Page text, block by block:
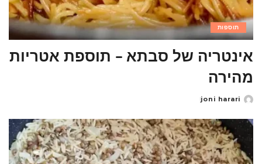
תוספות
אינטריה של סבתא – תוספת אטריות
מהירה
Posted
joni harari